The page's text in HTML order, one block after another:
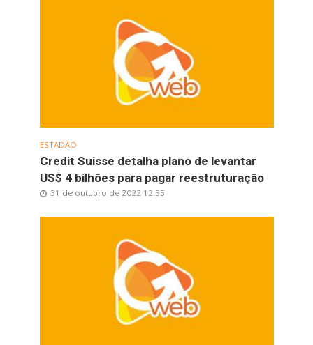
ESTADÃO
Credit Suisse detalha plano de levantar
US$ 4 bilhões para pagar reestruturação
31 de outubro de 2022 12:55